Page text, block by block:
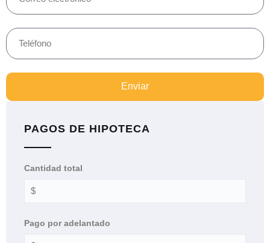
Enviar
PAGOS DE HIPOTECA
Cantidad total
Pago por adelantado